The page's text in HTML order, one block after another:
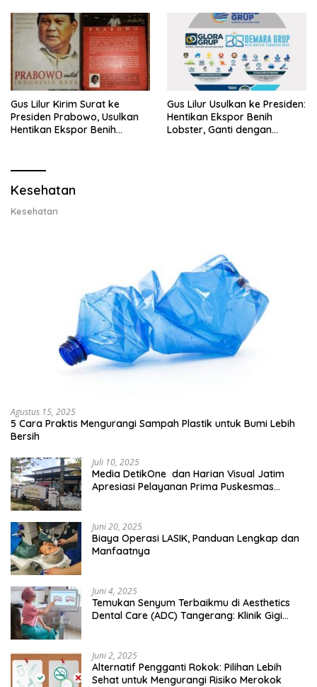
Gus Lilur Kirim Surat ke
Presiden Prabowo, Usulkan
Hentikan Ekspor Benih
Gus Lilur Usulkan ke Presiden:
Hentikan Ekspor Benih
Lobster, Ganti dengan
Kesehatan
Kesehatan
Agustus 15, 2025
5 Cara Praktis Mengurangi Sampah Plastik untuk Bumi Lebih
Bersih
Juli 10, 2025
Media DetikOne dan Harian Visual Jatim
Apresiasi Pelayanan Prima Puskesmas
Juni 20, 2025
Biaya Operasi LASIK, Panduan Lengkap dan
Manfaatnya
Juni 4, 2025
Temukan Senyum Terbaikmu di Aesthetics
Dental Care (ADC) Tangerang: Klinik Gigi
Juni 2, 2025
Alternatif Pengganti Rokok: Pilihan Lebih
Sehat untuk Mengurangi Risiko Merokok